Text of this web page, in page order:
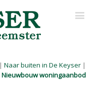
| Naar buiten in De Keyser |
Nieuwbouw woningaanbod